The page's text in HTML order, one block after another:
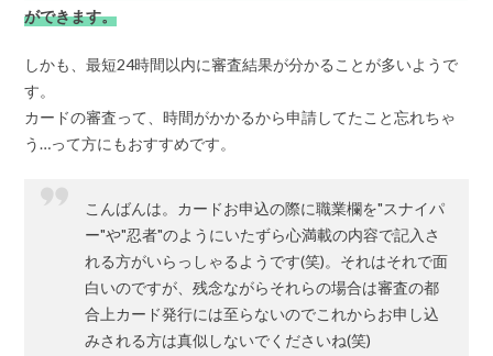
ができます。
しかも、最短24時間以内に審査結果が分かることが多いようで
す。
カードの審査って、時間がかかるから申請してたこと忘れちゃ
う…って方にもおすすめです。
こんばんは。カードお申込の際に職業欄を"スナイパ
ー"や"忍者"のようにいたずら心満載の内容で記入さ
れる方がいらっしゃるようです(笑)。それはそれで面
白いのですが、残念ながらそれらの場合は審査の都
合上カード発行には至らないのでこれからお申し込
みされる方は真似しないでくださいね(笑)